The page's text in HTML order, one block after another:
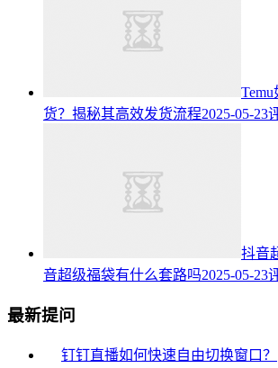
货？揭秘其高效发货流程2025-05-23
抖音
音超级福袋有什么套路吗2025-05-23
最新提问
钉钉直播如何快速自由切换窗口？